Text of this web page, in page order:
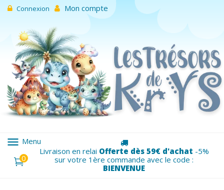
Connexion Mon compte
menu Menu
0
Livraison en relai Offerte dès 59€ d'achat -5%
sur votre 1ère commande avec le code :
BIENVENUE